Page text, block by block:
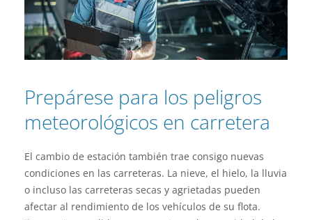
Prepárese para los peligros
meteorológicos en carretera
El cambio de estación también trae consigo nuevas
condiciones en las carreteras. La nieve, el hielo, la lluvia
o incluso las carreteras secas y agrietadas pueden
afectar al rendimiento de los vehículos de su flota.